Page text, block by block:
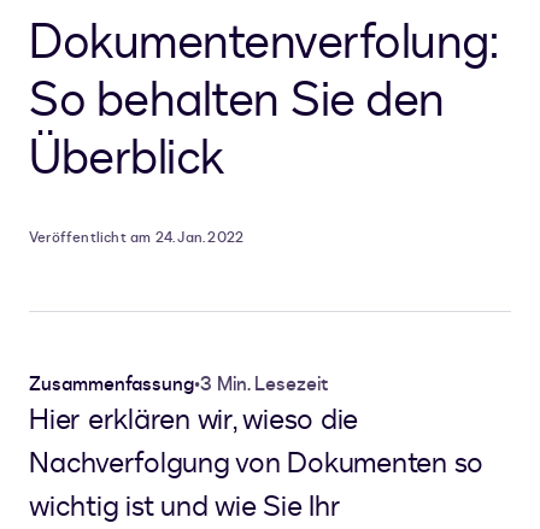
Dokumentenverfolung:
So behalten Sie den
Überblick
Veröffentlicht am 24. Jan. 2022
Zusammenfassung•3 Min. Lesezeit
Hier erklären wir, wieso die
Nachverfolgung von Dokumenten so
wichtig ist und wie Sie Ihr